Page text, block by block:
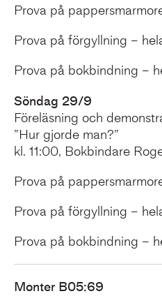
Prova på
Prova på förgyllning –
Prova på bokbindning –
Söndag 29/9
Föreläsning och
”Hur gjorde man?”
kl. 11:00, Bokbindare
Prova på
Prova på förgyllning –
Prova på bokbindning –
Monter B05:69